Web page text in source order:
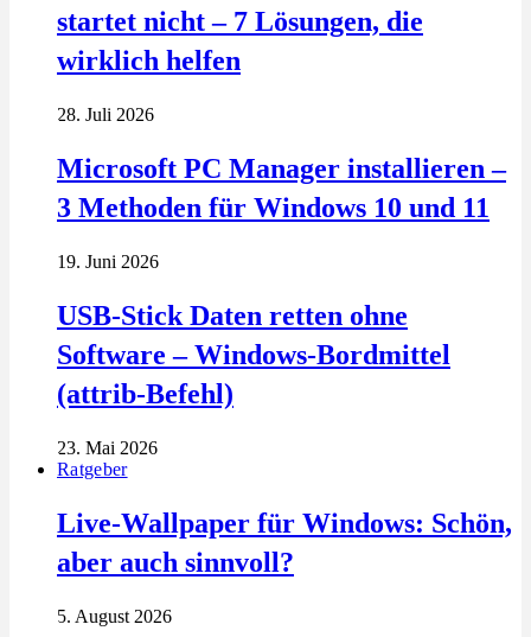
startet nicht – 7 Lösungen, die
wirklich helfen
28. Juli 2026
Microsoft PC Manager installieren –
3 Methoden für Windows 10 und 11
19. Juni 2026
USB-Stick Daten retten ohne
Software – Windows-Bordmittel
(attrib-Befehl)
23. Mai 2026
Ratgeber
Live-Wallpaper für Windows: Schön,
aber auch sinnvoll?
5. August 2026